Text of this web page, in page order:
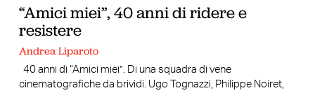
“Amici miei”, 40 anni di ridere e
resistere
Andrea Liparoto
40 anni di “Amici miei”. Di una squadra di vene
cinematografiche da brividi. Ugo Tognazzi, Philippe Noiret,